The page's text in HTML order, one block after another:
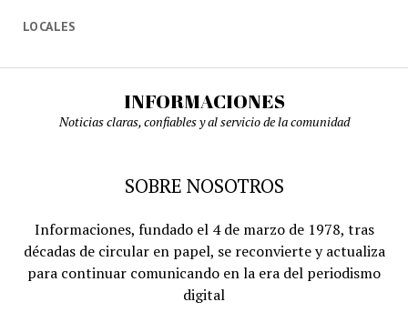
LOCALES
INFORMACIONES
Noticias claras, confiables y al servicio de la comunidad
SOBRE NOSOTROS
Informaciones, fundado el 4 de marzo de 1978, tras
décadas de circular en papel, se reconvierte y actualiza
para continuar comunicando en la era del periodismo
digital